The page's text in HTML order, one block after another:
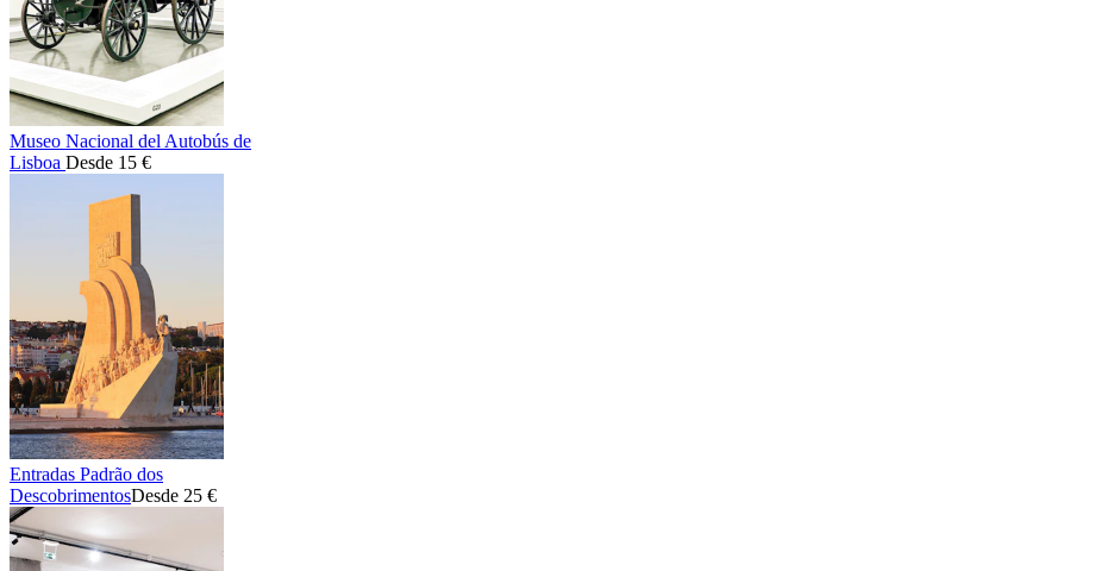
Museo Nacional del Autobús de
Lisboa Desde 15 €
Entradas Padrão dos
DescobrimentosDesde 25 €